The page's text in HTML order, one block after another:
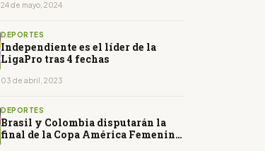
24 de mayo, 2024
DEPORTES
Independiente es el líder de la
LigaPro tras 4 fechas
03 de abril, 2023
DEPORTES
Brasil y Colombia disputarán la
final de la Copa América Femenina